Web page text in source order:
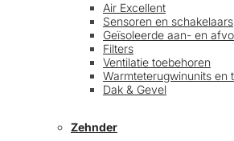
Air Excellent
Sensoren en schakelaars
Geïsoleerde aan- en
Filters
Ventilatie toebehoren
Warmteterugwinunits en
Dak & Gevel
Zehnder